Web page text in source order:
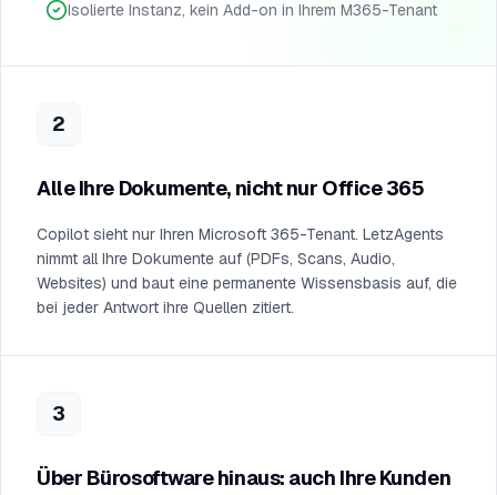
Isolierte Instanz, kein Add-on in Ihrem M365-Tenant
2
Alle Ihre Dokumente, nicht nur Office 365
Copilot sieht nur Ihren Microsoft 365-Tenant. LetzAgents
nimmt all Ihre Dokumente auf (PDFs, Scans, Audio,
Websites) und baut eine permanente Wissensbasis auf, die
bei jeder Antwort ihre Quellen zitiert.
3
Über Bürosoftware hinaus: auch Ihre Kunden